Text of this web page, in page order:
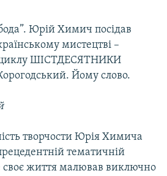
Юрій Химич посідав
мистецтві –
циклу ШІСТДЕСЯТНИКИ
Йому слово.
творчости Юрія Химича
тематичній
своє життя малював виключно